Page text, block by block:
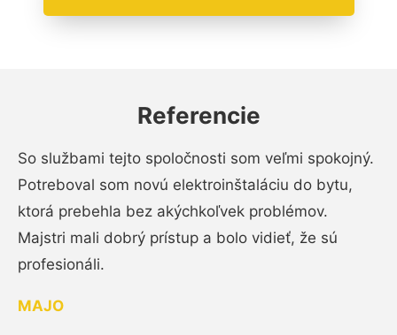
Referencie
So službami tejto spoločnosti som veľmi spokojný.
Potreboval som novú elektroinštaláciu do bytu,
ktorá prebehla bez akýchkoľvek problémov.
Majstri mali dobrý prístup a bolo vidieť, že sú
profesionáli.
MAJO